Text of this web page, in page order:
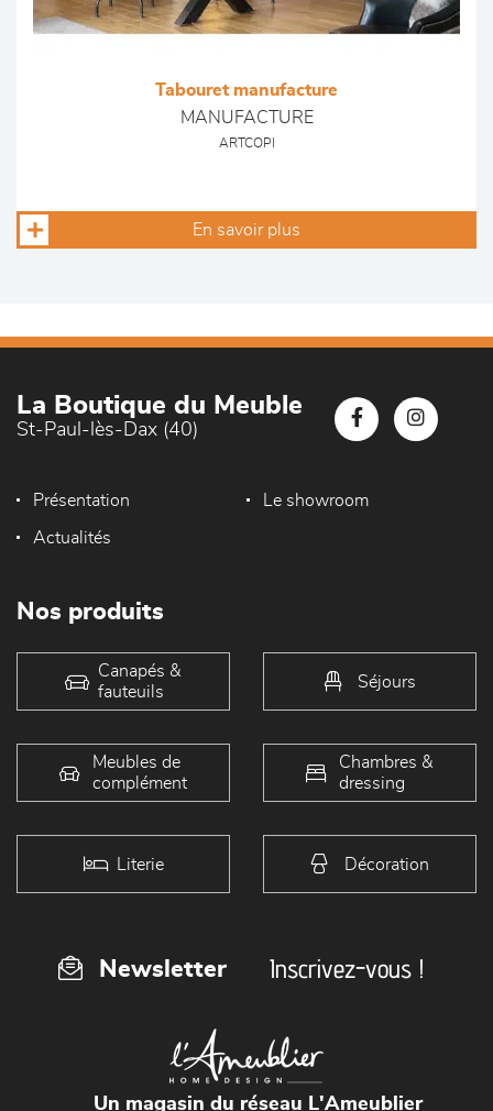
Tabouret manufacture
MANUFACTURE
ARTCOPI
En savoir plus
La Boutique du Meuble
St-Paul-lès-Dax (40)
Présentation Le showroom
Actualités
Nos produits
Canapés &
fauteuils
Séjours
Meubles de
complément
Chambres &
dressing
Literie Décoration
Newsletter Inscrivez-vous !
Un magasin du réseau L'Ameublier